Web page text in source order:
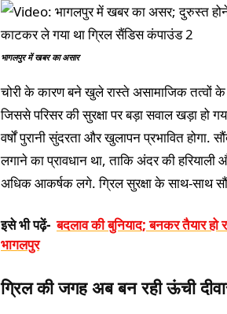
भागलपुर में खबर का असार
चोरी के कारण बने खुले रास्ते असामाजिक तत्वों
जिससे परिसर की सुरक्षा पर बड़ा सवाल खड़ा हो
वर्षों पुरानी सुंदरता और खुलापन प्रभावित होगा.
लगाने का प्रावधान था, ताकि अंदर की
अधिक आकर्षक लगे. ग्रिल सुरक्षा के साथ-साथ
इसे भी पढ़ें- बदलाव की बुनियाद; बनकर तैयार
भागलपुर
ग्रिल की जगह अब बन रही ऊंची